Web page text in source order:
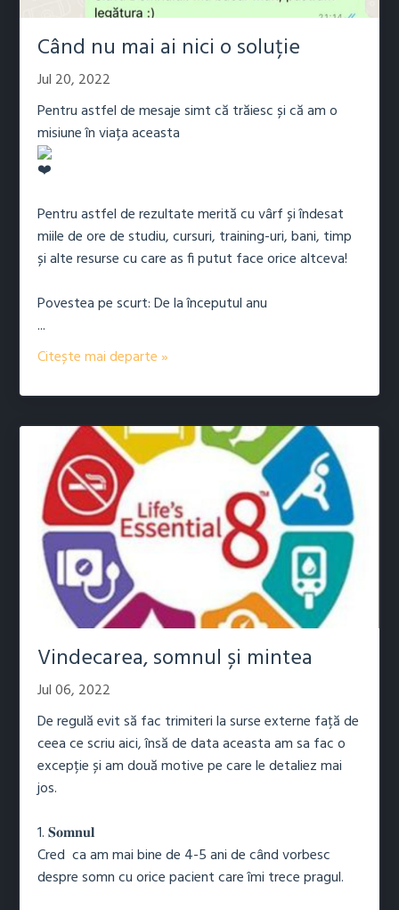
Când nu mai ai nici o soluție
Jul 20, 2022
Pentru astfel de mesaje simt că trăiesc și că am o
misiune în viața aceasta
Pentru astfel de rezultate merită cu vârf și îndesat
miile de ore de studiu, cursuri, training-uri, bani, timp
și alte resurse cu care as fi putut face orice altceva!
Povestea pe scurt: De la începutul anu
...
Citește mai departe »
Vindecarea, somnul și mintea
Jul 06, 2022
De regulă evit să fac trimiteri la surse externe față de
ceea ce scriu aici, însă de data aceasta am sa fac o
excepție și am două motive pe care le detaliez mai
jos.
1. 𝐒𝐨𝐦𝐧𝐮𝐥
Cred ca am mai bine de 4-5 ani de când vorbesc
despre somn cu orice pacient care îmi trece pragul.